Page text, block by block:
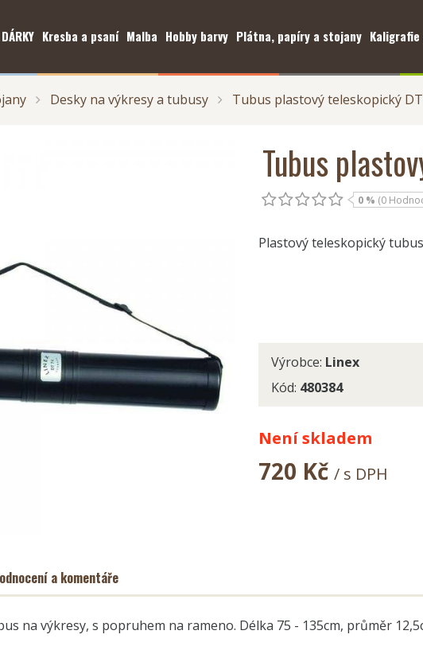
Kresba a psaní Malba Hobby barvy Plátna, papíry a stojany
Desky na výkresy a tubusy Tubus plastový teleskopický
Tubus
0 % (0
Plastový teleskopický
Výrobce: Linex
Kód: 480384
Není skladem
720 Kč / s DPH
a komentáře
na výkresy, s popruhem na rameno. Délka 75 - 135cm, průměr